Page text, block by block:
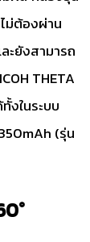
ม่ต้องผ่าน
ะยังสามารถ
THETA
งในระบบ
(รุ่น